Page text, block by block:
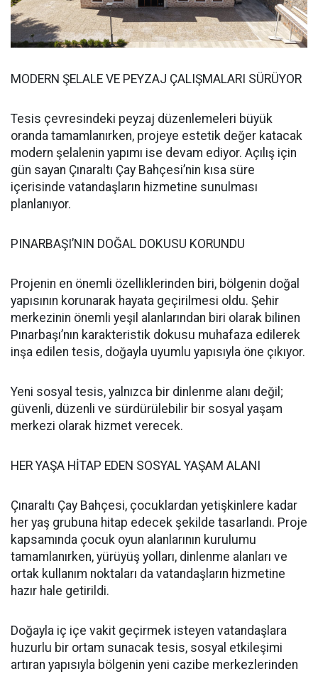
MODERN ŞELALE VE PEYZAJ ÇALIŞMALARI SÜRÜYOR
Tesis çevresindeki peyzaj düzenlemeleri büyük
oranda tamamlanırken, projeye estetik değer katacak
modern şelalenin yapımı ise devam ediyor. Açılış için
gün sayan Çınaraltı Çay Bahçesi’nin kısa süre
içerisinde vatandaşların hizmetine sunulması
planlanıyor.
PINARBAŞI’NIN DOĞAL DOKUSU KORUNDU
Projenin en önemli özelliklerinden biri, bölgenin doğal
yapısının korunarak hayata geçirilmesi oldu. Şehir
merkezinin önemli yeşil alanlarından biri olarak bilinen
Pınarbaşı’nın karakteristik dokusu muhafaza edilerek
inşa edilen tesis, doğayla uyumlu yapısıyla öne çıkıyor.
Yeni sosyal tesis, yalnızca bir dinlenme alanı değil;
güvenli, düzenli ve sürdürülebilir bir sosyal yaşam
merkezi olarak hizmet verecek.
HER YAŞA HİTAP EDEN SOSYAL YAŞAM ALANI
Çınaraltı Çay Bahçesi, çocuklardan yetişkinlere kadar
her yaş grubuna hitap edecek şekilde tasarlandı. Proje
kapsamında çocuk oyun alanlarının kurulumu
tamamlanırken, yürüyüş yolları, dinlenme alanları ve
ortak kullanım noktaları da vatandaşların hizmetine
hazır hale getirildi.
Doğayla iç içe vakit geçirmek isteyen vatandaşlara
huzurlu bir ortam sunacak tesis, sosyal etkileşimi
artıran yapısıyla bölgenin yeni cazibe merkezlerinden